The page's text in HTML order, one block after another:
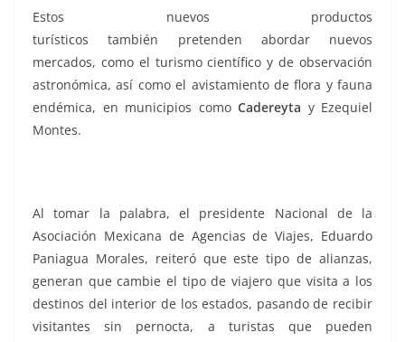
Estos nuevos productos
turísticos también pretenden abordar nuevos
mercados, como el turismo científico y de observación
astronómica, así como el avistamiento de flora y fauna
endémica, en municipios comoCadereyta y Ezequiel
Montes.
Al tomar la palabra, el presidente Nacional de la
Asociación Mexicana de Agencias de Viajes, Eduardo
Paniagua Morales, reiteró que este tipo de alianzas,
generan que cambie el tipo de viajero que visita a los
destinos del interior de los estados, pasando de recibir
visitantes sin pernocta, a turistas que pueden